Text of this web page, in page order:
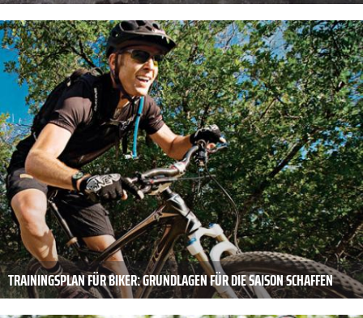
TRAININGSPLAN FÜR BIKER: GRUNDLAGEN FÜR DIE SAISON SCHAFFEN